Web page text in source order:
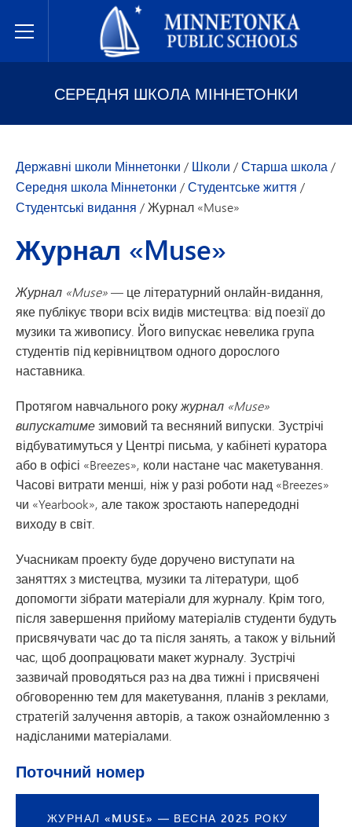
Toggle Menu
Державні школи Міннетонки
СЕРЕДНЯ ШКОЛА МІННЕТОНКИ
Державні школи Міннетонки / Школи /Старша школа/
Середня школа Міннетонки /Студентське життя /
Студентські видання /Журнал «Muse»
Журнал «Muse»
Журнал «Muse»— це літературний онлайн-видання,
яке публікує твори всіх видів мистецтва: від поезії до
музики та живопису. Його випускає невелика група
студентів під керівництвом одного дорослого
наставника.
Протягом навчального рокужурнал «Muse»
випускатимезимовий та весняний випуски. Зустрічі
відбуватимуться у Центрі письма, у кабінеті куратора
або в офісі «Breezes», коли настане час макетування.
Часові витрати менші, ніж у разі роботи над «Breezes»
чи «Yearbook», але також зростають напередодні
виходу в світ.
Учасникам проекту буде доручено виступати на
заняттях з мистецтва, музики та літератури, щоб
допомогти зібрати матеріали для журналу. Крім того,
після завершення прийому матеріалів студенти будуть
присвячувати час до та після занять, а також у вільний
час, щоб доопрацювати макет журналу. Зустрічі
зазвичай проводяться раз на два тижні і присвячені
обговоренню тем для макетування, планів з реклами,
стратегій залучення авторів, а також ознайомленню з
надісланими матеріалами.
Поточний номер
ЖУРНАЛ «MUSE» — ВЕСНА 2025 РОКУ